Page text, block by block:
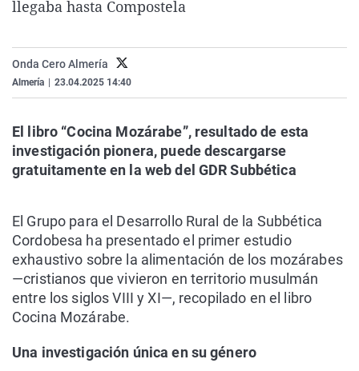
Operación Viuda
Navarra
País Vasco
llegaba hasta Compostela
Onda Cero Almería
Almería 23.04.2025 14:40
El libro “Cocina Mozárabe”, resultado de esta
investigación pionera, puede descargarse
gratuitamente en la web del GDR Subbética
El Grupo para el Desarrollo Rural de la Subbética
Cordobesa ha presentado el primer estudio
exhaustivo sobre la alimentación de los mozárabes
—cristianos que vivieron en territorio musulmán
entre los siglos VIII y XI—, recopilado en el libro
Cocina Mozárabe.
Una investigación única en su género